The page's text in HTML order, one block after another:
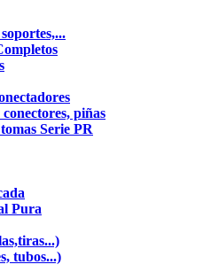
piñas
Serie PR
Pura
tubos...)